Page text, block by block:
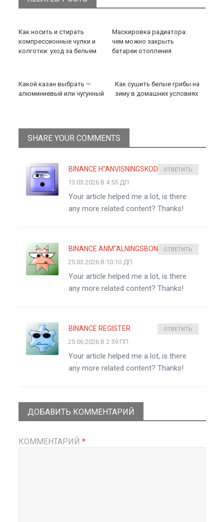
Как носить и стирать
компрессионные чулки и
колготки: уход за бельем
Маскировка радиатора:
чем можно закрыть
батареи отопления
Какой казан выбрать —
алюминиевый или чугунный
Как сушить белые грибы на
зиму в домашних условиях
SHARE YOUR COMMENTS
BINANCE H"ANVISNINGSKOD
13.03.2026 В 4:55 ДП
Your article helped me a lot, is there
any more related content? Thanks!
ОТВЕТИТЬ
BINANCE ANM"ALNINGSBONUS
25.03.2026 В 10:10 ДП
Your article helped me a lot, is there
any more related content? Thanks!
ОТВЕТИТЬ
BINANCE REGISTER
25.06.2026 В 2:59 ПП
Your article helped me a lot, is there
any more related content? Thanks!
ОТВЕТИТЬ
ДОБАВИТЬ КОММЕНТАРИЙ
КОММЕНТАРИЙ*